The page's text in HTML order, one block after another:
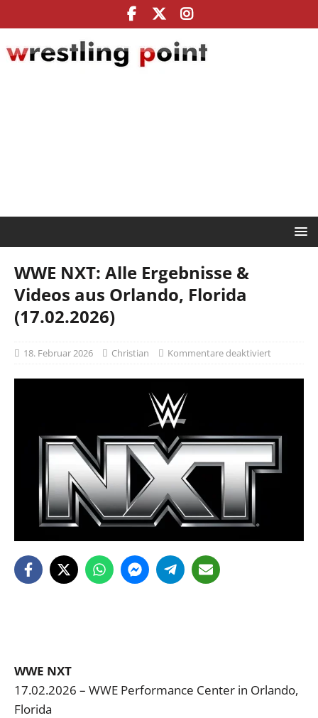
WWE NXT: Alle Ergebnisse &
Videos aus Orlando, Florida
(17.02.2026)
18. Februar 2026 Christian Kommentare deaktiviert
WWE NXT
17.02.2026 – WWE Performance Center in Orlando,
Florida